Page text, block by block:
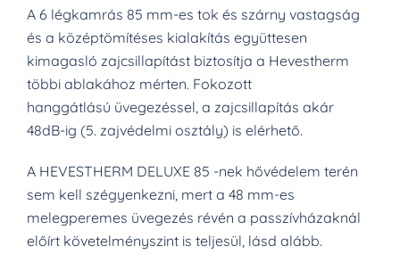
A 6 légkamrás 85 mm-es tok és szárny vastagság
és a középtömítéses kialakítás együttesen
kimagasló zajcsillapítást biztosítja a Hevestherm
többi ablakához mérten. Fokozott
hanggátlású üvegezéssel, a zajcsillapítás akár
48dB-ig (5. zajvédelmi osztály) is elérhető.
A HEVESTHERM DELUXE 85 -nek hővédelem terén
sem kell szégyenkezni, mert a 48 mm-es
melegperemes üvegezés révén a passzívházaknál
előírt követelményszint is teljesül, lásd alább.